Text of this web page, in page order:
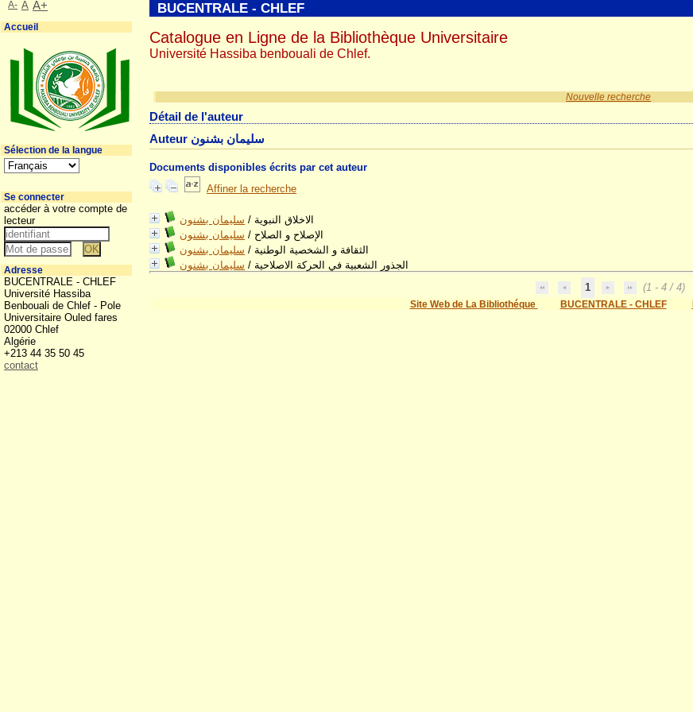
Nouvelle recherche
Détail de l'auteur
Auteur سليمان بشنون
Documents disponibles écrits par cet auteur
Affiner la recherche
الاخلاق النبوية / سليمان بشنون
الإصلاح و الصلاح / سليمان بشنون
الثقافة و الشخصية الوطنية / سليمان بشنون
الجذور الشعبية في الحركة الاصلاحية / سليمان بشنون
1
(1 - 4 / 4)
Site Web de La Bibliothéque BUCENTRALE - CHLEF
BUCENTRALE - CHLEF
Catalogue en Ligne de la Bibliothèque Universitaire
Université Hassiba benbouali de Chlef.
A- A A+
Accueil
Sélection de la langue
Se connecter
accéder à votre compte de
lecteur
Adresse
BUCENTRALE - CHLEF
Université Hassiba
Benbouali de Chlef - Pole
Universitaire Ouled fares
02000 Chlef
Algérie
+213 44 35 50 45
contact